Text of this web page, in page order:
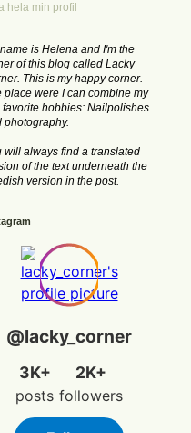
hela min profil
is Helena and I'm the
of this blog called Lacky
This is my happy corner.
place were I can combine my
favorite hobbies: Nailpolishes
photography.
will always find a translated
of the text underneath the
version in the post.